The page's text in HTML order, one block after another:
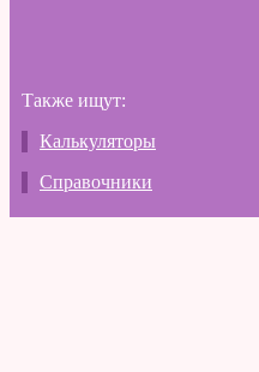
Также ищут:
Калькуляторы
Справочники